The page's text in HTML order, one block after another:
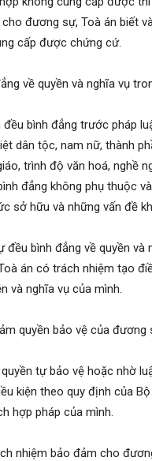
cho đương sự, Toà án biết
cấp được chứng cứ.
về quyền và nghĩa vụ
đều bình đẳng trước pháp
dân tộc, nam nữ, thành
trình độ văn hoá, nghề
đẳng không phụ thuộc
sở hữu và những vấn đề
đều bình đẳng về quyền và
án có trách nhiệm tạo
và nghĩa vụ của mình.
quyền bảo vệ của đương
tự bảo vệ hoặc nhờ
kiện theo quy định của
hợp pháp của mình.
nhiệm bảo đảm cho